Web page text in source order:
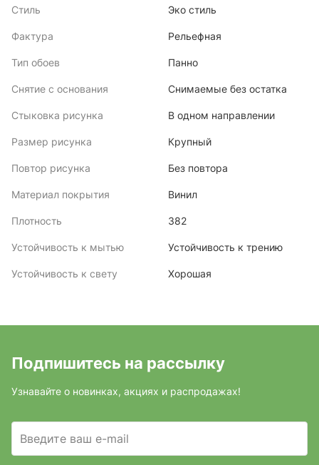
Стиль Эко стиль
Фактура Рельефная
Тип обоев Панно
Снятие с основания Снимаемые без остатка
Стыковка рисунка В одном направлении
Размер рисунка Крупный
Повтор рисунка Без повтора
Материал покрытия Винил
Плотность 382
Устойчивость к мытью Устойчивость к трению
Устойчивость к свету Хорошая
Подпишитесь на рассылку
Узнавайте о новинках, акциях и распродажах!
Введите ваш e-mail